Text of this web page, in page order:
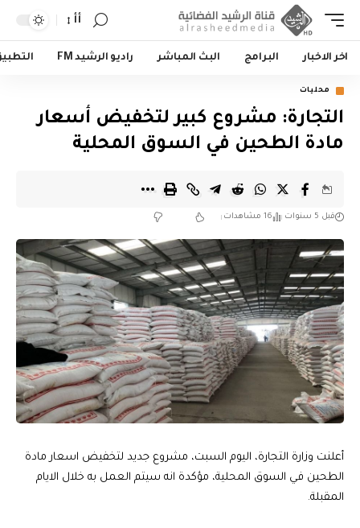
أأ
اخر الاخبار البرامج البث المباشر راديو الرشيد FM
محليات
التجارة: مشروع كبير لتخفيض أسعار
مادة الطحين في السوق المحلية
قبل 5 سنوات 16 مشاهدات
أعلنت وزارة التجارة، اليوم السبت، مشروع جديد لتخفيض اسعار مادة
الطحين في السوق المحلية، مؤكدة انه سيتم العمل به خلال الايام
المقبلة.